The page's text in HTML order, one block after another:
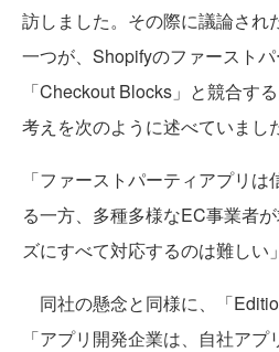
訪しました。その際に議論され
一つが、Shopifyのファーストパ
「Checkout Blocks」と競合す
考えを次のように述べていまし
「ファーストパーティアプリ
る一方、多種多様なEC事業者
ズにすべて対応するのは難しい」
同社の懸念と同様に、「
「アプリ開発企業は、自社ア